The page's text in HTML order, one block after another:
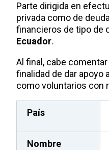
Parte dirigida en
privada como de
financieros de tipo de
Ecuador.
Al final, cabe
finalidad de dar apoyo
como voluntarios con
País
Nombre